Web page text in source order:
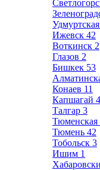
Ижевск 42
Воткинск 2
Глазов 2
Бишкек 53
Конаев 11
Капшагай 4
Талгар 3
Тюменская
Тюмень 42
Тобольск 3
Ишим 1